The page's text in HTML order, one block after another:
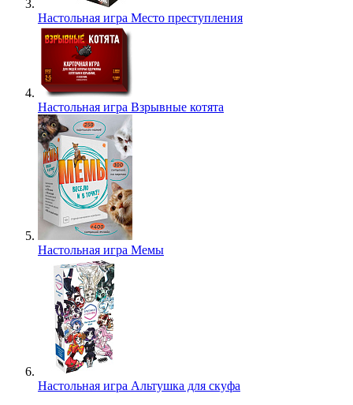
Настольная игра Место преступления
Настольная игра Взрывные котята
Настольная игра Мемы
Настольная игра Альтушка для скуфа